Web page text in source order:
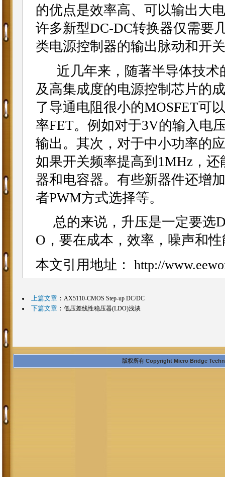
的优点是效率高、可以输出大
许多新型DC-DC转换器仅需要
类电源控制器的输出脉动和开
近几年来，随著半导体技术
及高集成度的电源控制芯片的
了导通电阻很小的MOSFET可
率FET。例如对于3V的输入电
输出。其次，对于中小功率的
如果开关频率提高到1MHz，
器和电容器。有些新器件还增
者PWM方式选择等。
总的来说，升压是一定要选
O，要在成本，效率，噪声和
本文引用地址：
http://
上篇文章： AX5110-CMOS Step-up DC/DC
下篇文章： 低压差线性稳压器(LDO)浅谈
版权所有 Copyright Micro Bridge